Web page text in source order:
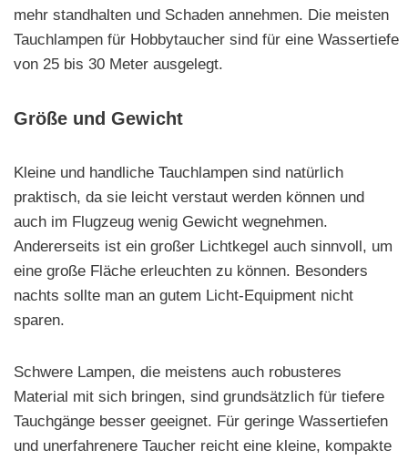
mehr standhalten und Schaden annehmen. Die meisten
Tauchlampen für Hobbytaucher sind für eine Wassertiefe
von 25 bis 30 Meter ausgelegt.
Größe und Gewicht
Kleine und handliche Tauchlampen sind natürlich
praktisch, da sie leicht verstaut werden können und
auch im Flugzeug wenig Gewicht wegnehmen.
Andererseits ist ein großer Lichtkegel auch sinnvoll, um
eine große Fläche erleuchten zu können. Besonders
nachts sollte man an gutem Licht-Equipment nicht
sparen.
Schwere Lampen, die meistens auch robusteres
Material mit sich bringen, sind grundsätzlich für tiefere
Tauchgänge besser geeignet. Für geringe Wassertiefen
und unerfahrenere Taucher reicht eine kleine, kompakte